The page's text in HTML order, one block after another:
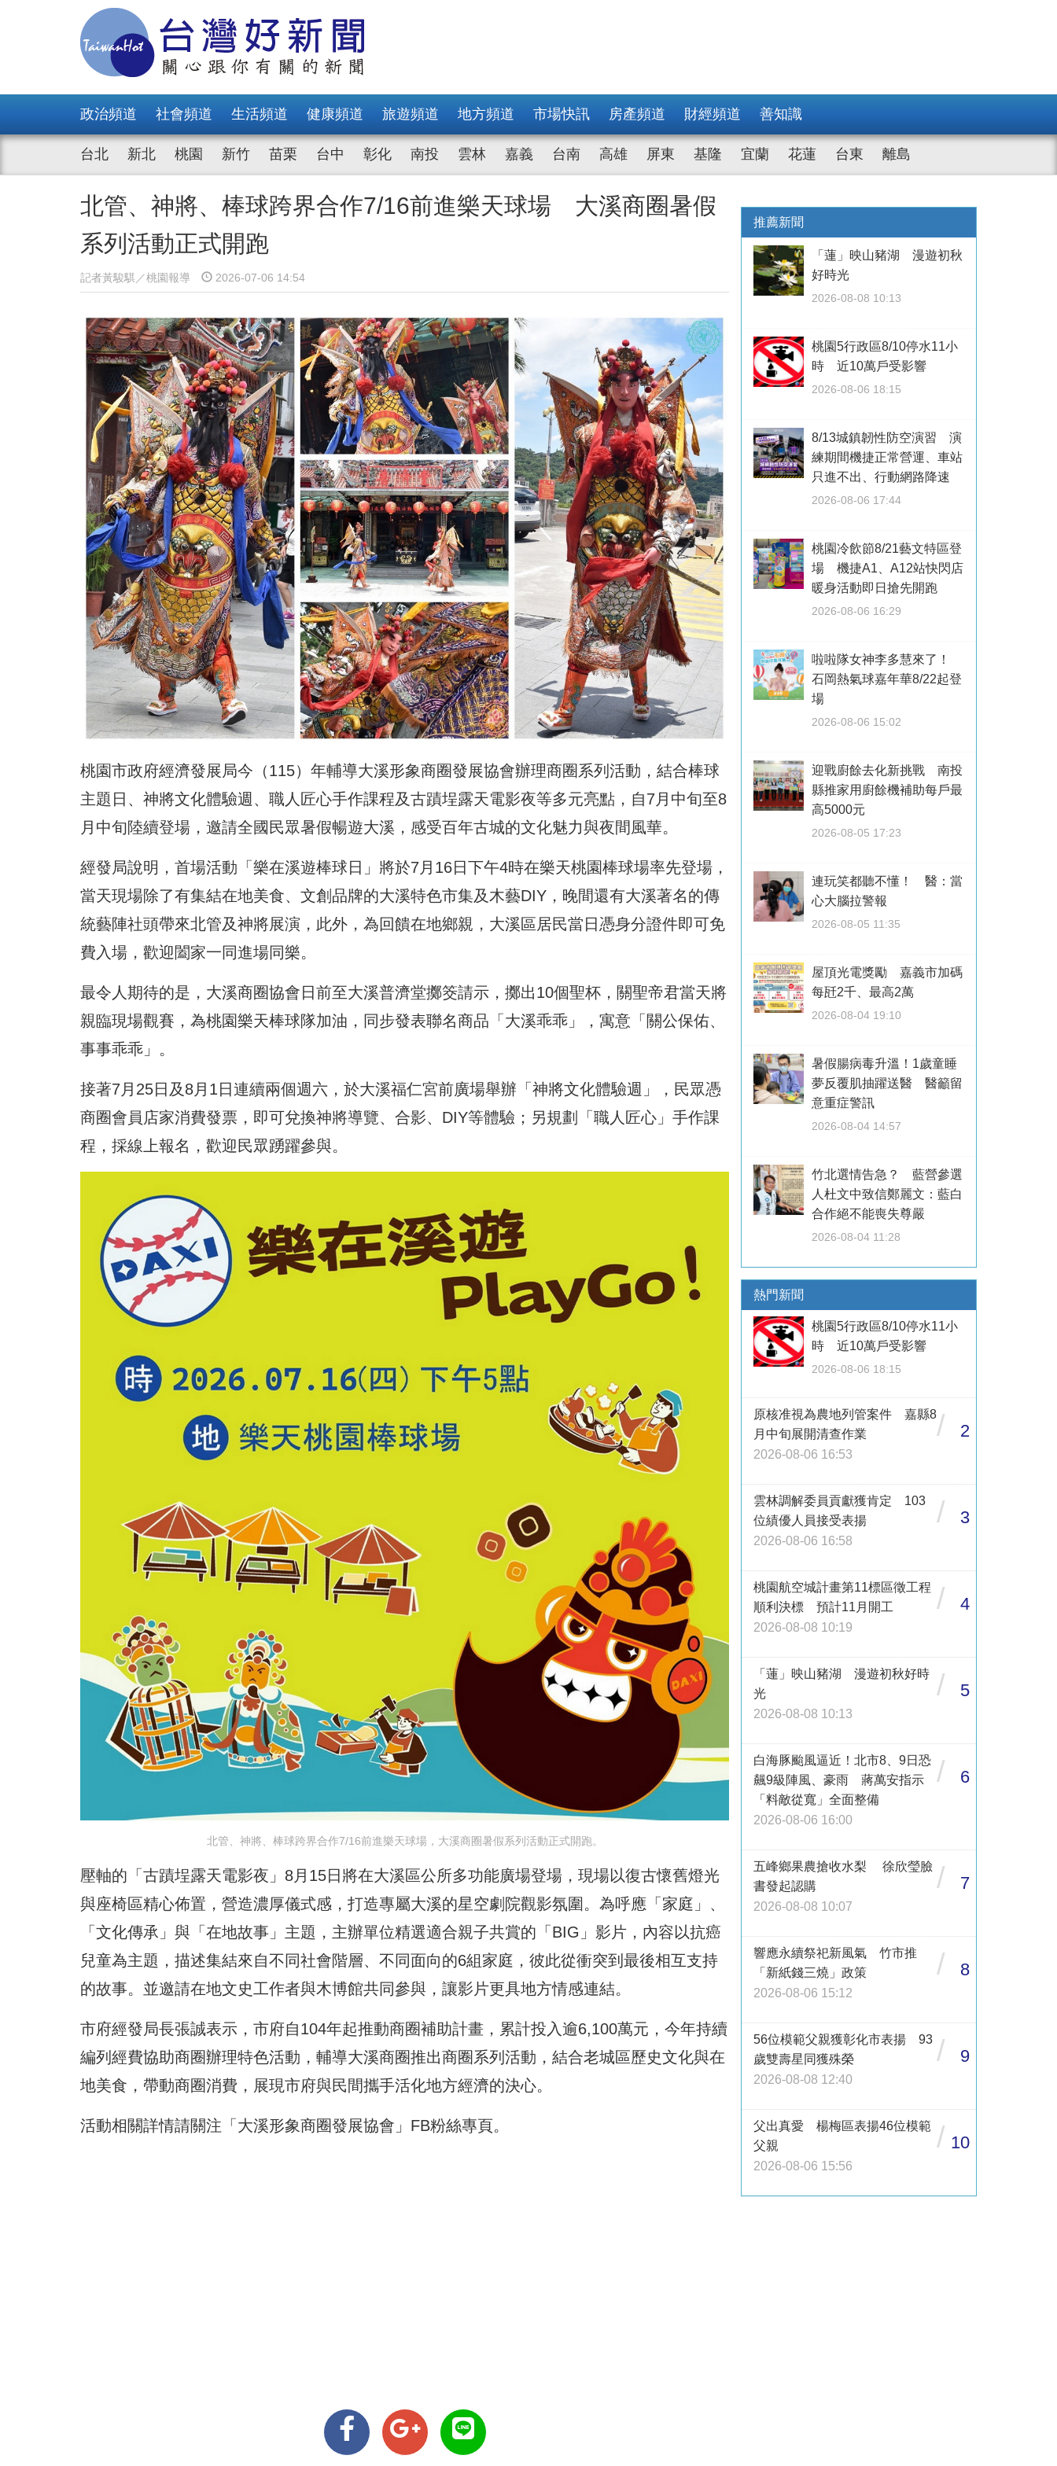
政治頻道 社會頻道 生活頻道 健康頻道 旅遊頻道 地方頻道 市場快訊 房產頻道 財經頻道 善知識
台北 新北 桃園 新竹 苗栗 台中 彰化 南投 雲林 嘉義 台南 高雄 屏東 基隆 宜蘭 花蓮 台東 離島
北管、神將、棒球跨界合作7/16前進樂天球場 大溪商圈暑假
系列活動正式開跑
記者黃駿騏／桃園報導 2026-07-06 14:54
桃園市政府經濟發展局今（115）年輔導大溪形象商圈發展協會辦理商圈系列活動，結合棒球
主題日、神將文化體驗週、職人匠心手作課程及古蹟埕露天電影夜等多元亮點，自7月中旬至8
月中旬陸續登場，邀請全國民眾暑假暢遊大溪，感受百年古城的文化魅力與夜間風華。
經發局說明，首場活動「樂在溪遊棒球日」將於7月16日下午4時在樂天桃園棒球場率先登場，
當天現場除了有集結在地美食、文創品牌的大溪特色市集及木藝DIY，晚間還有大溪著名的傳
統藝陣社頭帶來北管及神將展演，此外，為回饋在地鄉親，大溪區居民當日憑身分證件即可免
費入場，歡迎闔家一同進場同樂。
最令人期待的是，大溪商圈協會日前至大溪普濟堂擲筊請示，擲出10個聖杯，關聖帝君當天將
親臨現場觀賽，為桃園樂天棒球隊加油，同步發表聯名商品「大溪乖乖」，寓意「關公保佑、
事事乖乖」。
接著7月25日及8月1日連續兩個週六，於大溪福仁宮前廣場舉辦「神將文化體驗週」，民眾憑
商圈會員店家消費發票，即可兌換神將導覽、合影、DIY等體驗；另規劃「職人匠心」手作課
程，採線上報名，歡迎民眾踴躍參與。
北管、神將、棒球跨界合作7/16前進樂天球場，大溪商圈暑假系列活動正式開跑。
壓軸的「古蹟埕露天電影夜」8月15日將在大溪區公所多功能廣場登場，現場以復古懷舊燈光
與座椅區精心佈置，營造濃厚儀式感，打造專屬大溪的星空劇院觀影氛圍。為呼應「家庭」、
「文化傳承」與「在地故事」主題，主辦單位精選適合親子共賞的「BIG」影片，內容以抗癌
兒童為主題，描述集結來自不同社會階層、不同面向的6組家庭，彼此從衝突到最後相互支持
的故事。並邀請在地文史工作者與木博館共同參與，讓影片更具地方情感連結。
市府經發局長張誠表示，市府自104年起推動商圈補助計畫，累計投入逾6,100萬元，今年持續
編列經費協助商圈辦理特色活動，輔導大溪商圈推出商圈系列活動，結合老城區歷史文化與在
地美食，帶動商圈消費，展現市府與民間攜手活化地方經濟的決心。
活動相關詳情請關注「大溪形象商圈發展協會」FB粉絲專頁。
推薦新聞
「蓮」映山豬湖 漫遊初秋
好時光
2026-08-08 10:13
桃園5行政區8/10停水11小
時 近10萬戶受影響
2026-08-06 18:15
8/13城鎮韌性防空演習 演
練期間機捷正常營運、車站
只進不出、行動網路降速
2026-08-06 17:44
桃園冷飲節8/21藝文特區登
場 機捷A1、A12站快閃店
暖身活動即日搶先開跑
2026-08-06 16:29
啦啦隊女神李多慧來了！
石岡熱氣球嘉年華8/22起登
場
2026-08-06 15:02
迎戰廚餘去化新挑戰 南投
縣推家用廚餘機補助每戶最
高5000元
2026-08-05 17:23
連玩笑都聽不懂！ 醫：當
心大腦拉警報
2026-08-05 11:35
屋頂光電獎勵 嘉義市加碼
每瓩2千、最高2萬
2026-08-04 19:10
暑假腸病毒升溫！1歲童睡
夢反覆肌抽躍送醫 醫籲留
意重症警訊
2026-08-04 14:57
竹北選情告急？ 藍營參選
人杜文中致信鄭麗文：藍白
合作絕不能喪失尊嚴
2026-08-04 11:28
熱門新聞
桃園5行政區8/10停水11小
時 近10萬戶受影響
2026-08-06 18:15
原核准視為農地列管案件 嘉縣8
月中旬展開清查作業
2026-08-06 16:53
/ 2
雲林調解委員貢獻獲肯定 103
位績優人員接受表揚
2026-08-06 16:58
/ 3
桃園航空城計畫第11標區徵工程
順利決標 預計11月開工
2026-08-08 10:19
/ 4
「蓮」映山豬湖 漫遊初秋好時
光
2026-08-08 10:13
/ 5
白海豚颱風逼近！北市8、9日恐
飆9級陣風、豪雨 蔣萬安指示
「料敵從寬」全面整備
2026-08-06 16:00
/ 6
五峰鄉果農搶收水梨 徐欣瑩臉
書發起認購
2026-08-08 10:07
/ 7
響應永續祭祀新風氣 竹市推
「新紙錢三燒」政策
2026-08-06 15:12
/ 8
56位模範父親獲彰化市表揚 93
歲雙壽星同獲殊榮
2026-08-08 12:40
/ 9
父出真愛 楊梅區表揚46位模範
父親
2026-08-06 15:56
/ 10